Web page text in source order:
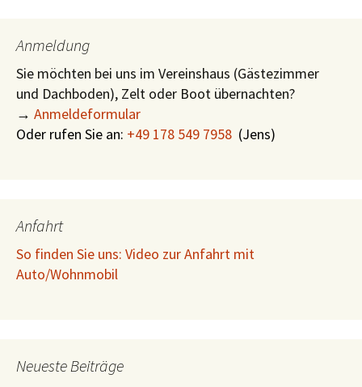
Anmeldung
Sie möchten bei uns im Vereinshaus (Gästezimmer
und Dachboden), Zelt oder Boot übernachten?
→ Anmeldeformular
Oder rufen Sie an: +49 178 549 7958 (Jens)
Anfahrt
So finden Sie uns: Video zur Anfahrt mit
Auto/Wohnmobil
Neueste Beiträge